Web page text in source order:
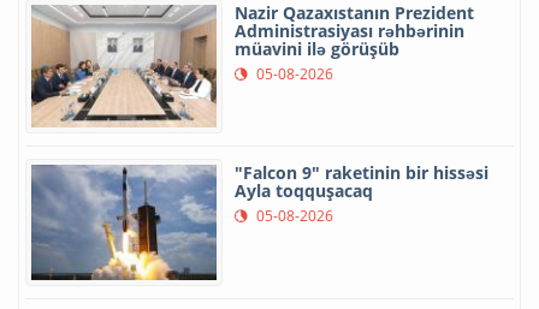
Nazir Qazaxıstanın Prezident
Administrasiyası rəhbərinin
müavini ilə görüşüb
05-08-2026
"Falcon 9" raketinin bir hissəsi
Ayla toqquşacaq
05-08-2026